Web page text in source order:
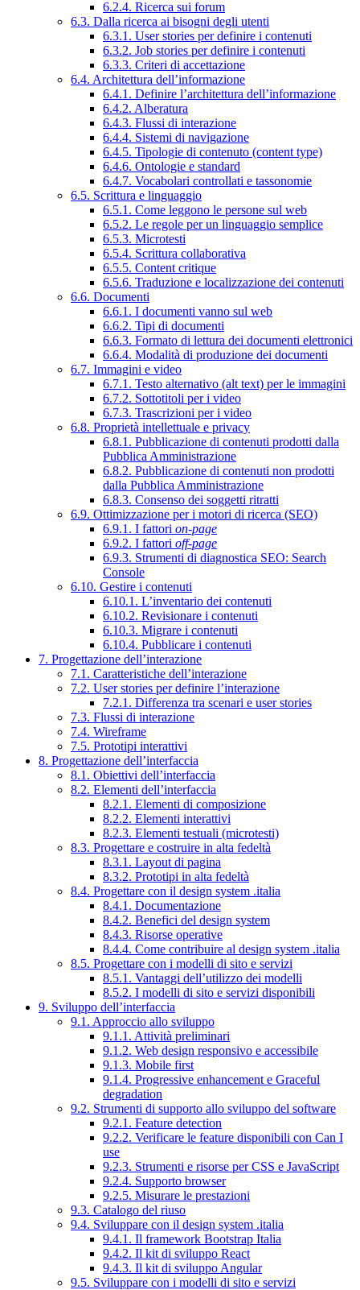
6.2.4. Ricerca sui forum
6.3. Dalla ricerca ai bisogni degli utenti
6.3.1. User stories per definire i contenuti
6.3.2. Job stories per definire i contenuti
6.3.3. Criteri di accettazione
6.4. Architettura dell’informazione
6.4.1. Definire l’architettura dell’informazione
6.4.2. Alberatura
6.4.3. Flussi di interazione
6.4.4. Sistemi di navigazione
6.4.5. Tipologie di contenuto (content type)
6.4.6. Ontologie e standard
6.4.7. Vocabolari controllati e tassonomie
6.5. Scrittura e linguaggio
6.5.1. Come leggono le persone sul web
6.5.2. Le regole per un linguaggio semplice
6.5.3. Microtesti
6.5.4. Scrittura collaborativa
6.5.5. Content critique
6.5.6. Traduzione e localizzazione dei contenuti
6.6. Documenti
6.6.1. I documenti vanno sul web
6.6.2. Tipi di documenti
6.6.3. Formato di lettura dei documenti elettronici
6.6.4. Modalità di produzione dei documenti
6.7. Immagini e video
6.7.1. Testo alternativo (alt text) per le immagini
6.7.2. Sottotitoli per i video
6.7.3. Trascrizioni per i video
6.8. Proprietà intellettuale e privacy
6.8.1. Pubblicazione di contenuti prodotti dalla
Pubblica Amministrazione
6.8.2. Pubblicazione di contenuti non prodotti
dalla Pubblica Amministrazione
6.8.3. Consenso dei soggetti ritratti
6.9. Ottimizzazione per i motori di ricerca (SEO)
6.9.1. I fattori on-page
6.9.2. I fattori off-page
6.9.3. Strumenti di diagnostica SEO: Search
Console
6.10. Gestire i contenuti
6.10.1. L’inventario dei contenuti
6.10.2. Revisionare i contenuti
6.10.3. Migrare i contenuti
6.10.4. Pubblicare i contenuti
7. Progettazione dell’interazione
7.1. Caratteristiche dell’interazione
7.2. User stories per definire l’interazione
7.2.1. Differenza tra scenari e user stories
7.3. Flussi di interazione
7.4. Wireframe
7.5. Prototipi interattivi
8. Progettazione dell’interfaccia
8.1. Obiettivi dell’interfaccia
8.2. Elementi dell’interfaccia
8.2.1. Elementi di composizione
8.2.2. Elementi interattivi
8.2.3. Elementi testuali (microtesti)
8.3. Progettare e costruire in alta fedeltà
8.3.1. Layout di pagina
8.3.2. Prototipi in alta fedeltà
8.4. Progettare con il design system .italia
8.4.1. Documentazione
8.4.2. Benefici del design system
8.4.3. Risorse operative
8.4.4. Come contribuire al design system .italia
8.5. Progettare con i modelli di sito e servizi
8.5.1. Vantaggi dell’utilizzo dei modelli
8.5.2. I modelli di sito e servizi disponibili
9. Sviluppo dell’interfaccia
9.1. Approccio allo sviluppo
9.1.1. Attività preliminari
9.1.2. Web design responsivo e accessibile
9.1.3. Mobile first
9.1.4. Progressive enhancement e Graceful
degradation
9.2. Strumenti di supporto allo sviluppo del software
9.2.1. Feature detection
9.2.2. Verificare le feature disponibili con Can I
use
9.2.3. Strumenti e risorse per CSS e JavaScript
9.2.4. Supporto browser
9.2.5. Misurare le prestazioni
9.3. Catalogo del riuso
9.4. Sviluppare con il design system .italia
9.4.1. Il framework Bootstrap Italia
9.4.2. Il kit di sviluppo React
9.4.3. Il kit di sviluppo Angular
9.5. Sviluppare con i modelli di sito e servizi